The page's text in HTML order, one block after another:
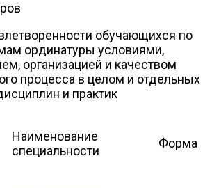
обучающихся по
ординатуры условиями,
организацией и качеством
процесса в целом и отдельных
и практик
Наименование
специальности
Форма